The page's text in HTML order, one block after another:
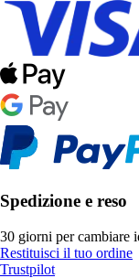
Spedizione e reso
30 giorni per cambiare
Restituisci il tuo ordine
Trustpilot